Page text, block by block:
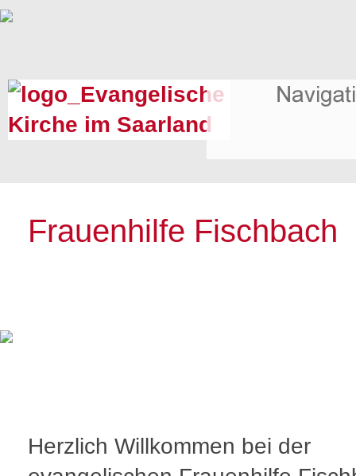
Frauenhilfe Fischbach
Herzlich Willkommen bei der